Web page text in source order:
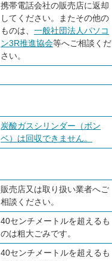
携帯電話会社の販売店に返却
してください。またその他の
ものは、 一般社団法人パソコ
ン3R推進協会等へご相談くだ
さい。
炭酸ガスシリンダー（ボン
ベ）は回収できません。
販売店又は取り扱い業者へご
相談ください。
40センチメートルを超えるも
のは粗大ごみです。
40センチメートルを超えるも